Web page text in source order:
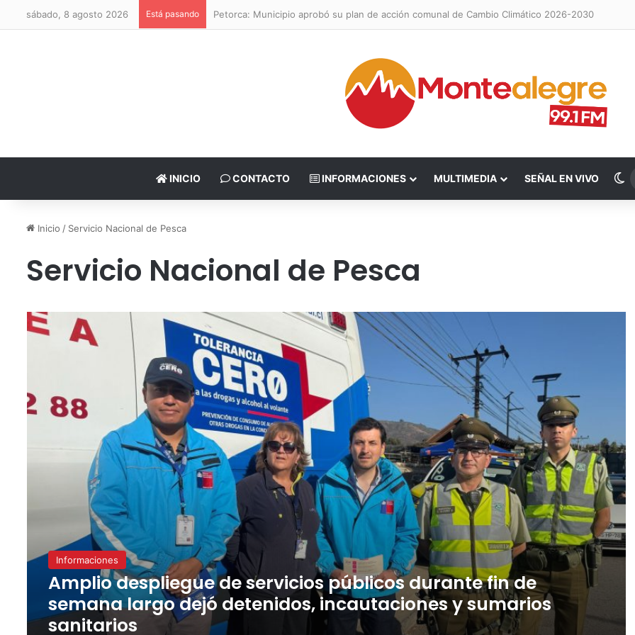
sábado, 8 agosto 2026 Está pasando Petorca: Municipio aprobó su plan de acción comunal de Cambio Climático 2026-2030
INICIO CONTACTO INFORMACIONES MULTIMEDIA SEÑAL EN VIVO
Inicio / Servicio Nacional de Pesca
Servicio Nacional de Pesca
Informaciones
Amplio despliegue de servicios públicos durante fin de
semana largo dejó detenidos, incautaciones y sumarios
sanitarios